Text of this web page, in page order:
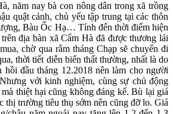
năm nay bà con nông dân trong xã trồng
quật cảnh, chủ yếu tập trung tại các thôn
Bàu Ốc Hạ… Tính đến thời điểm hiện
địa bàn xã Cẩm Hà đã được thương lái
chờ qua rằm tháng Chạp sẽ chuyển đi
thời tiết diễn biến thất thường, nhất là do
hồi đầu tháng 12.2018 nên làm cho người
với kinh nghiệm, cùng sự chủ động
thiệt hại cũng không đáng kể. Bù lại giá
thị trường tiêu thụ sớm nên cũng đỡ lo. Giá